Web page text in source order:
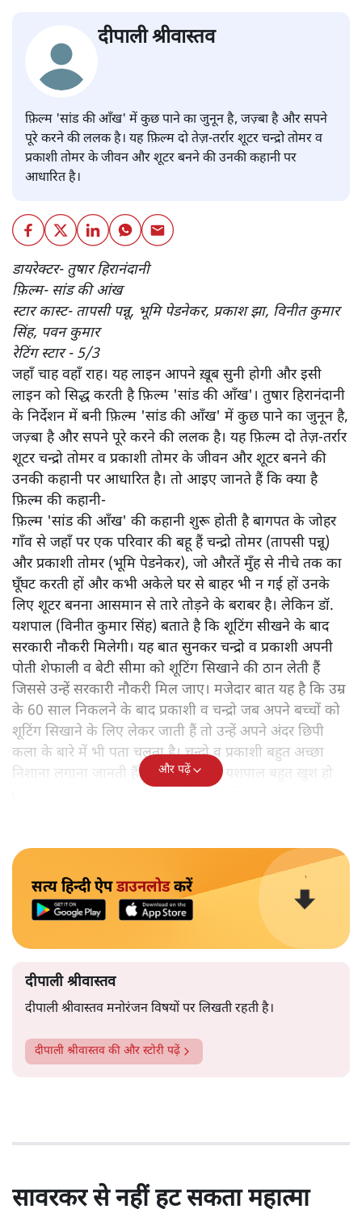
दीपाली श्रीवास्तव
फ़िल्म 'सांड की आँख' में कुछ पाने का जुनून है, जज़्बा है और सपने
पूरे करने की ललक है। यह फ़िल्म दो तेज़-तर्रार शूटर चन्द्रो तोमर व
प्रकाशी तोमर के जीवन और शूटर बनने की उनकी कहानी पर
आधारित है।
डायरेक्टर- तुषार हिरानंदानी
फ़िल्म- सांड की आंख
स्टार कास्ट- तापसी पन्नू, भूमि पेडनेकर, प्रकाश झा, विनीत कुमार
सिंह, पवन कुमार
रेटिंग स्टार - 5/3
जहाँ चाह वहाँ राह। यह लाइन आपने ख़ूब सुनी होगी और इसी
लाइन को सिद्ध करती है फ़िल्म 'सांड की आँख'। तुषार हिरानंदानी
के निर्देशन में बनी फ़िल्म 'सांड की आँख' में कुछ पाने का जुनून है,
जज़्बा है और सपने पूरे करने की ललक है। यह फ़िल्म दो तेज़-तर्रार
शूटर चन्द्रो तोमर व प्रकाशी तोमर के जीवन और शूटर बनने की
उनकी कहानी पर आधारित है। तो आइए जानते हैं कि क्या है
फ़िल्म की कहानी-
फ़िल्म 'सांड की आँख' की कहानी शुरू होती है बागपत के जोहर
गाँव से जहाँ पर एक परिवार की बहू हैं चन्द्रो तोमर (तापसी पन्नू)
और प्रकाशी तोमर (भूमि पेडनेकर), जो औरतें मुँह से नीचे तक का
घूँघट करती हों और कभी अकेले घर से बाहर भी न गई हों उनके
लिए शूटर बनना आसमान से तारे तोड़ने के बराबर है। लेकिन डॉ.
यशपाल (विनीत कुमार सिंह) बताते है कि शूटिंग सीखने के बाद
सरकारी नौकरी मिलेगी। यह बात सुनकर चन्द्रो व प्रकाशी अपनी
पोती शेफाली व बेटी सीमा को शूटिंग सिखाने की ठान लेती हैं
जिससे उन्हें सरकारी नौकरी मिल जाए। मजेदार बात यह है कि उम्र
के 60 साल निकलने के बाद प्रकाशी व चन्द्रो जब अपने बच्चों को
शूटिंग सिखाने के लिए लेकर जाती हैं तो उन्हें अपने अंदर छिपी
कला के बारे में भी पता चलता है। चन्द्रो व प्रकाशी बहुत अच्छा
निशाना लगाना जानती हैं और इस बात से यशपाल बहुत ख़ुश हो
जाता है और वह दोनों को शूटिंग सीखने के लिए कहता है।
और पढ़ें
सत्य हिन्दी ऐपडाउनलोडकरें
दीपाली श्रीवास्तव
दीपाली श्रीवास्तव मनोरंजन विषयों पर लिखती रहती है।
दीपाली श्रीवास्तव की और स्टोरी पढ़ें
सावरकर से नहीं हट सकता महात्मा